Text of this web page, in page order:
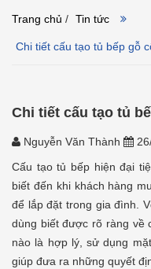
Trang chủ / Tin tức
Chi tiết cấu tạo tủ bếp gỗ
Chi tiết cấu tạo tủ
Nguyễn Văn Thành
Cấu tạo tủ bếp hiện đại
biết đến khi khách hàng
để lắp đặt trong gia đình.
dùng biết được rõ ràng về
nào là hợp lý, sử dụng
giúp đưa ra những quyết